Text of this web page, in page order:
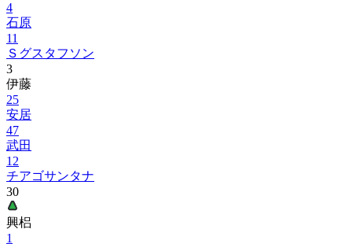
4
石原
11
Ｓグスタフソン
3
伊藤
25
安居
47
武田
12
チアゴサンタナ
30
興梠
1